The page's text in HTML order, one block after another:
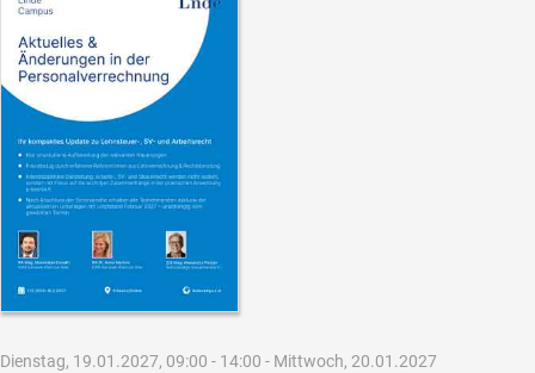
Dienstag, 19.01.2027, 09:00 - 14:00 - Mittwoch, 20.01.2027